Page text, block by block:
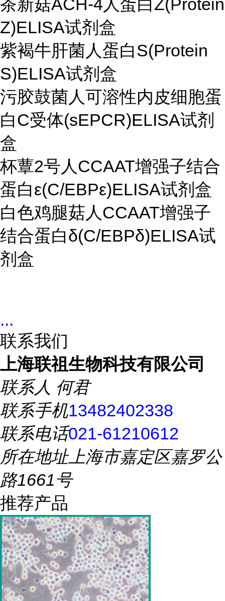
茶新菇ACH-4人蛋白Z(Protein
Z)ELISA试剂盒
紫褐牛肝菌人蛋白S(Protein
S)ELISA试剂盒
污胶鼓菌人可溶性内皮细胞蛋
白C受体(sEPCR)ELISA试剂
盒
杯蕈2号人CCAAT增强子结合
蛋白ε(C/EBPε)ELISA试剂盒
白色鸡腿菇人CCAAT增强子
结合蛋白δ(C/EBPδ)ELISA试
剂盒
...
联系我们
上海联祖生物科技有限公司
联系人 何君
联系手机13482402338
联系电话021-61210612
所在地址上海市嘉定区嘉罗公
路1661号
推荐产品